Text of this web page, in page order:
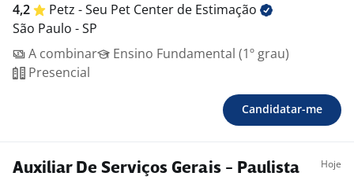
4,2 Petz - Seu Pet Center de Estimação
São Paulo - SP
A combinar
Ensino Fundamental (1º grau)
Presencial
Candidatar-me
Auxiliar De Serviços Gerais - Paulista Hoje